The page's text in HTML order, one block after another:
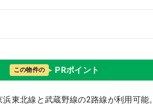
この物件の PRポイント
東北線と武蔵野線の2路線が利用可能。